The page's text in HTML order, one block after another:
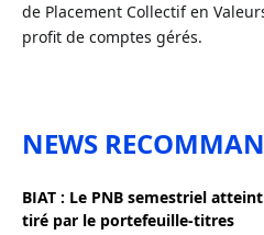
de Placement Collectif en
profit de comptes gérés.
NEWS
BIAT : Le PNB semestriel atteint
tiré par le portefeuille-titres